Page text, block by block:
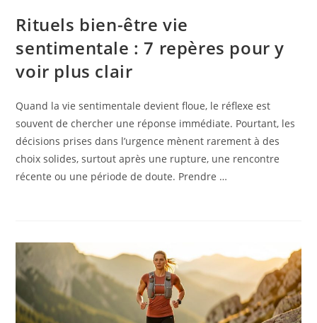
Rituels bien-être vie
sentimentale : 7 repères pour y
voir plus clair
Quand la vie sentimentale devient floue, le réflexe est
souvent de chercher une réponse immédiate. Pourtant, les
décisions prises dans l’urgence mènent rarement à des
choix solides, surtout après une rupture, une rencontre
récente ou une période de doute. Prendre …